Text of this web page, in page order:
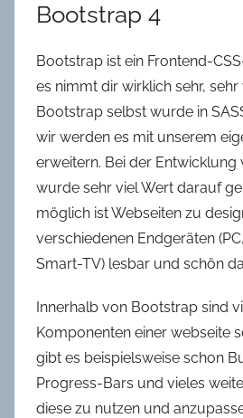
Bootstrap 4
Bootstrap ist ein Frontend-
es nimmt dir wirklich sehr, sehr
Bootstrap selbst wurde in
wir werden es mit unserem
erweitern. Bei der
wurde sehr viel Wert darauf
möglich ist Webseiten zu
verschiedenen Endgeräten
Smart-TV) lesbar und schön
Innerhalb von Bootstrap sind
Komponenten einer webseite
gibt es beispielsweise schon
Progress-Bars und vieles
diese zu nutzen und